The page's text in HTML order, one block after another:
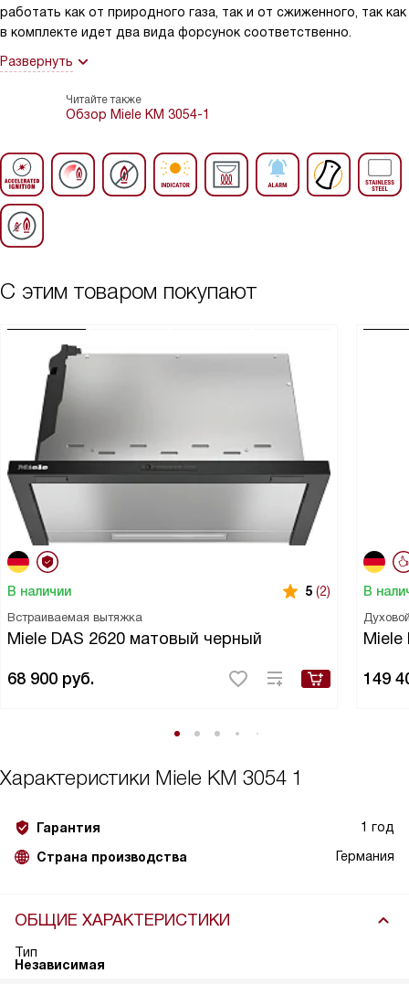
работать как от природного газа, так и от сжиженного, так как
в комплекте идет два вида форсунок соответственно.
Развернуть
Читайте также
Обзор Miele KM 3054-1
С этим товаром покупают
В наличии 5 (2)
Встраиваемая вытяжка
Miele DAS 2620 матовый черный
68 900 руб.
В
Miele
149
Характеристики Miele KM 3054 1
Гарантия 1 год
Страна производства Германия
ОБЩИЕ ХАРАКТЕРИСТИКИ
Тип
Независимая